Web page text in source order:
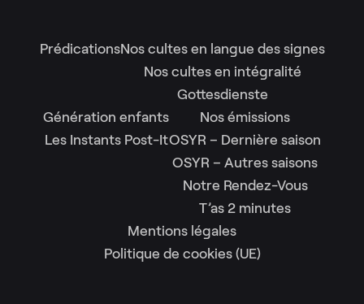
PrédicationsNos cultes en langue des signes
Nos cultes en intégralité
Gottesdienste
Génération enfants
Les Instants Post-It
Nos émissions
OSYR – Dernière saison
OSYR – Autres saisons
Notre Rendez-Vous
T’as 2 minutes
Mentions légales
Politique de cookies (UE)